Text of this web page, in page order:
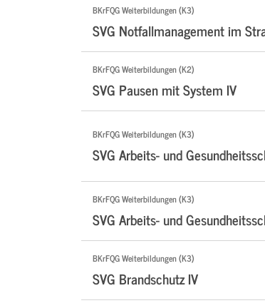
BKrFQG Weiterbildungen (K3)
SVG Notfallmanagement im
BKrFQG Weiterbildungen (K2)
SVG Pausen mit System IV
BKrFQG Weiterbildungen (K3)
SVG Arbeits- und
BKrFQG Weiterbildungen (K3)
SVG Arbeits- und
BKrFQG Weiterbildungen (K3)
SVG Brandschutz IV